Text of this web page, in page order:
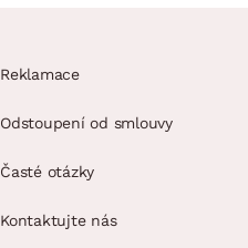
Reklamace
Odstoupení od smlouvy
Časté otázky
Kontaktujte nás